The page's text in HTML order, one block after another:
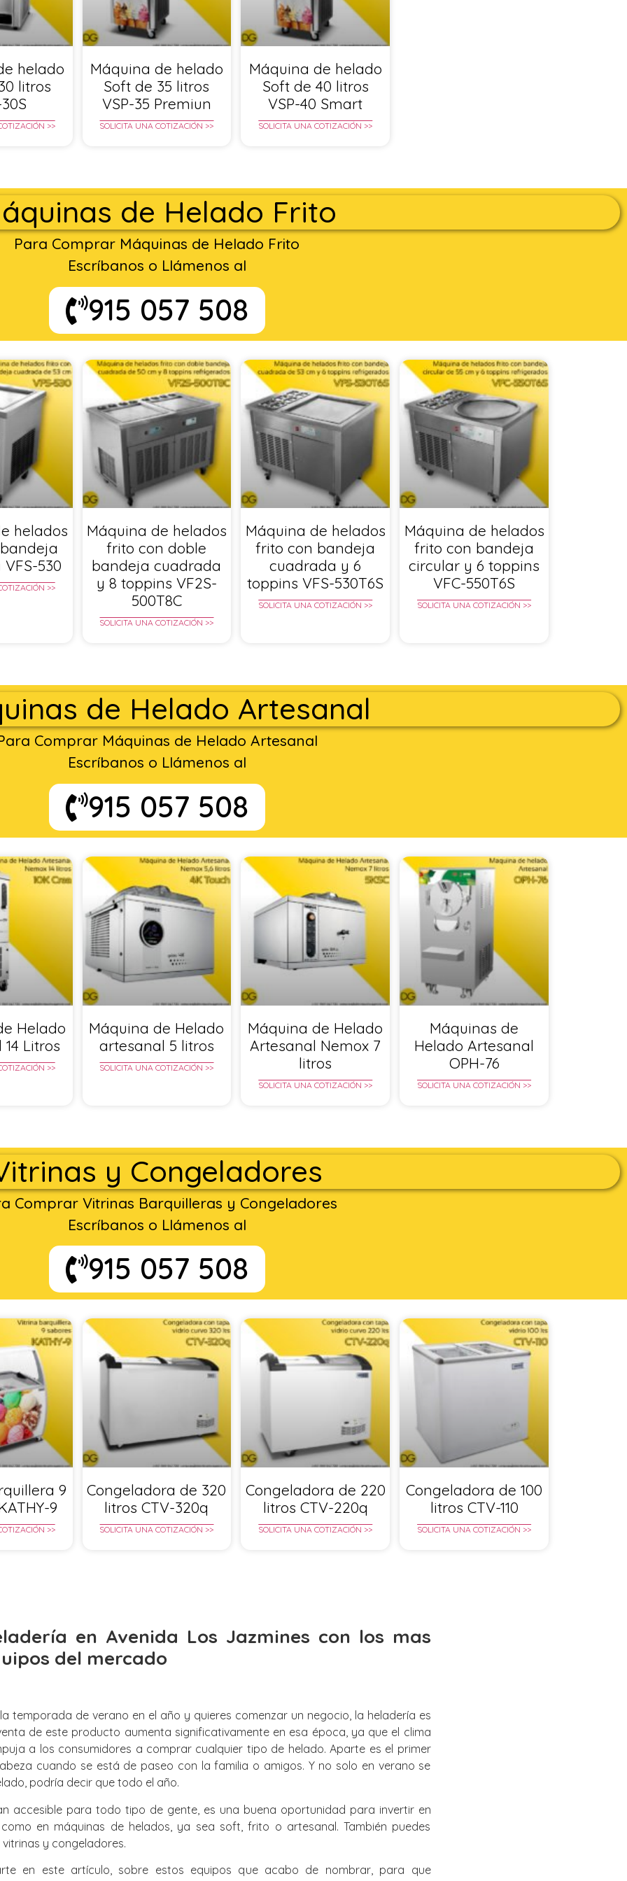
helado
litros
>>
Máquina de helado
Soft de 35 litros
VSP-35 Premiun
SOLICITA UNA COTIZACIÓN >>
Máquina de helado
Soft de 40 litros
VSP-40 Smart
SOLICITA UNA COTIZACIÓN >>
de Helado Frito
Para Comprar Máquinas de Helado Frito
Escríbanos o Llámenos al
915 057 508
helados
530
>>
Máquina de helados
frito con doble
bandeja cuadrada
y 8 toppins VF2S-
500T8C
SOLICITA UNA COTIZACIÓN >>
Máquina de helados
frito con bandeja
cuadrada y 6
toppins VFS-530T6S
SOLICITA UNA COTIZACIÓN >>
Máquina de helados
frito con bandeja
circular y 6 toppins
VFC-550T6S
SOLICITA UNA COTIZACIÓN >>
de Helado Artesanal
Comprar Máquinas de Helado Artesanal
Escríbanos o Llámenos al
915 057 508
Helado
Litros
>>
Máquina de Helado
artesanal 5 litros
SOLICITA UNA COTIZACIÓN >>
Máquina de Helado
Artesanal Nemox 7
litros
SOLICITA UNA COTIZACIÓN >>
Máquinas de
Helado Artesanal
OPH-76
SOLICITA UNA COTIZACIÓN >>
y Congeladores
Comprar Vitrinas Barquilleras y Congeladores
Escríbanos o Llámenos al
915 057 508
9
9
>>
Congeladora de 320
litros CTV-320q
SOLICITA UNA COTIZACIÓN >>
Congeladora de 220
litros CTV-220q
SOLICITA UNA COTIZACIÓN >>
Congeladora de 100
litros CTV-110
SOLICITA UNA COTIZACIÓN >>
en Avenida Los Jazmines con los mas
del mercado
temporada de verano en el año y quieres comenzar un negocio, la heladería es
de este producto aumenta significativamente en esa época, ya que el clima
a los consumidores a comprar cualquier tipo de helado. Aparte es el primer
cuando se está de paseo con la familia o amigos. Y no solo en verano se
podría decir que todo el año.
accesible para todo tipo de gente, es una buena oportunidad para invertir en
en máquinas de helados, ya sea soft, frito o artesanal. También puedes
y congeladores.
en este artículo, sobre estos equipos que acabo de nombrar, para que